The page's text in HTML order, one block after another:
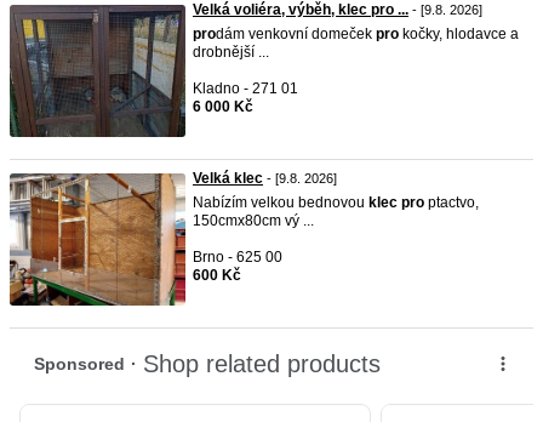
Velká voliéra, výběh, klec pro ... - [9.8. 2026]
prodám venkovní domeček pro kočky, hlodavce a
drobnější ...
Kladno - 271 01
6 000 Kč
Velká klec - [9.8. 2026]
Nabízím velkou bednovou klec pro ptactvo,
150cmx80cm vý ...
Brno - 625 00
600 Kč